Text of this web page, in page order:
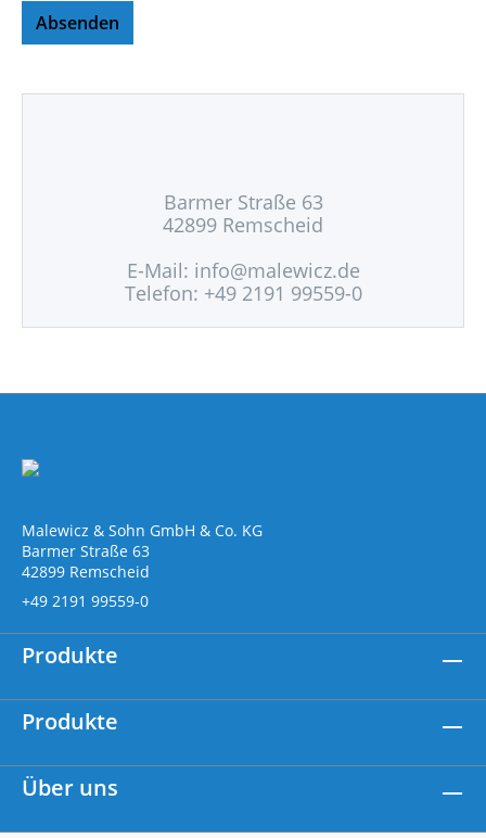
Absenden
Barmer Straße 63
42899 Remscheid
E-Mail: info@malewicz.de
Telefon: +49 2191 99559-0
Malewicz & Sohn GmbH & Co. KG
Barmer Straße 63
42899 Remscheid
+49 2191 99559-0
Produkte
Produkte
Über uns